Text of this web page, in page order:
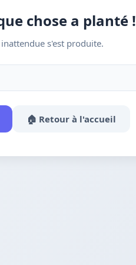
chose a planté !
s'est produite.
🏠 Retour à l'accueil